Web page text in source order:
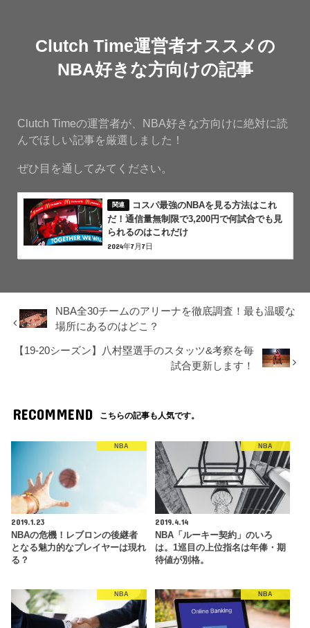
Clutch Time運営者オススメの
NBA好きな方向けの記事
Clutch Timeの運営者が、NBA好きな方向けに絶対に読
んでほしい記事を厳選しました！
ぜひ目を通してみてください。
コスパ最強のNBAを見る方法はこれ
だ！通信量無制限で3,200円で何試合でも見
られるのはこれだけ
2024年7月7日
NBA全30チームのアリーナを徹底調査！最も温暖な
場所にあるのはどこ？
【19-20シーズン】八村塁選手のスタッツ&考察を毎
試合更新します！
RECOMMEND こちらの記事も人気です。
NBA
2019.1.23
NBAの危機！レブロンの後継者
となる魅力的なプレイヤーは現れ
る？
NBA
2019.4.14
NBA「ルーキー契約」のいろ
は。1巡目の上位指名は年俸・期
待値が別格。
NBA NBA